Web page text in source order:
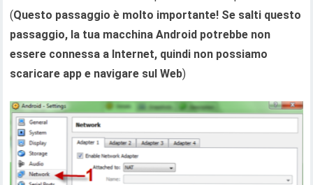
(Questo passaggio è molto importante! Se salti questo
passaggio, la tua macchina Android potrebbe non
essere connessa a Internet, quindi non possiamo
scaricare app e navigare sul Web)